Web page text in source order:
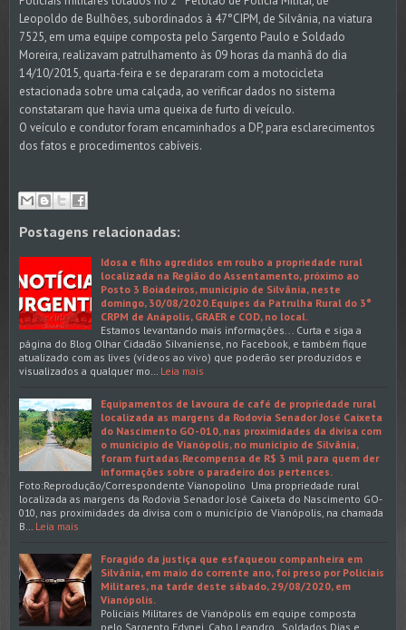
Leopoldo de Bulhões, subordinados à 47°CIPM, de Silvânia, na viatura
7525, em uma equipe composta pelo Sargento Paulo e Soldado
Moreira, realizavam patrulhamento às 09 horas da manhã do dia
14/10/2015, quarta-feira e se depararam com a motocicleta
estacionada sobre uma calçada, ao verificar dados no sistema
constataram que havia uma queixa de furto di veículo.
O veículo e condutor foram encaminhados a DP, para esclarecimentos
dos fatos e procedimentos cabíveis.
Postagens relacionadas:
Idosa e filho agredidos em roubo a propriedade rural
localizada na Região do Assentamento, próximo ao
Posto 3 Boiadeiros, município de Silvânia, neste
domingo, 30/08/2020.Equipes da Patrulha Rural do 3°
CRPM de Anápolis, GRAER e COD, no local.
Estamos levantando mais informações... Curta e siga a
página do Blog Olhar Cidadão Silvaniense, no Facebook, e também fique
atualizado com as lives (vídeos ao vivo) que poderão ser produzidos e
visualizados a qualquer mo…
Leia mais
Equipamentos de lavoura de café de propriedade rural
localizada as margens da Rodovia Senador José Caixeta
do Nascimento GO-010, nas proximidades da divisa com
o município de Vianópolis, no município de Silvânia,
foram furtadas.Recompensa de R$ 3 mil para quem der
informações sobre o paradeiro dos pertences.
Foto:Reprodução/Correspondente Vianopolino Uma propriedade rural
localizada as margens da Rodovia Senador José Caixeta do Nascimento GO-
010, nas proximidades da divisa com o município de Vianópolis, na chamada
B…
Leia mais
Foragido da justiça que esfaqueou companheira em
Silvânia, em maio do corrente ano, foi preso por Policiais
Militares, na tarde deste sábado, 29/08/2020, em
Vianópolis.
Policiais Militares de Vianópolis em equipe composta
pelo Sargento Edynei, Cabo Leandro, Soldados Dias e